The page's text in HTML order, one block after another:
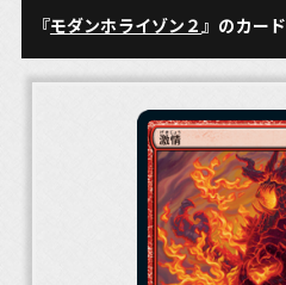
『モダンホライゾン２』のカード